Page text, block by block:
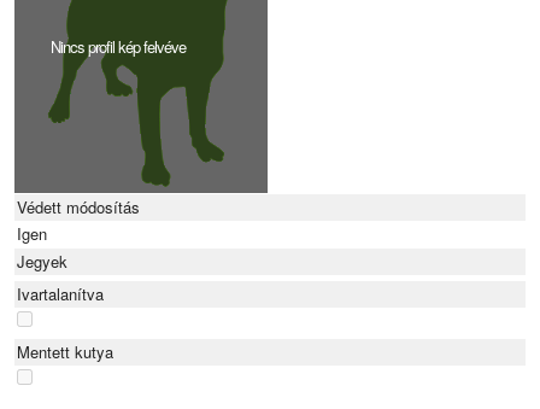
Nincs profil kép felvéve
Védett módosítás
Igen
Jegyek
Ivartalanítva
Mentett kutya